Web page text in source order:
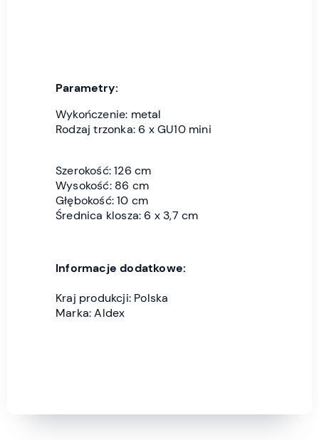
Parametry:
Wykończenie: metal
Rodzaj trzonka: 6 x GU10 mini
Szerokość: 126 cm
Wysokość: 86 cm
Głębokość: 10 cm
Średnica klosza: 6 x 3,7 cm
Informacje dodatkowe:
Kraj produkcji: Polska
Marka: Aldex